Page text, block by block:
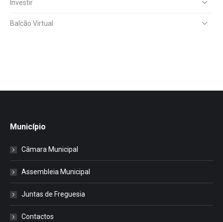
Investir
Balcão Virtual
Município
Câmara Municipal
Assembleia Municipal
Juntas de Freguesia
Contactos